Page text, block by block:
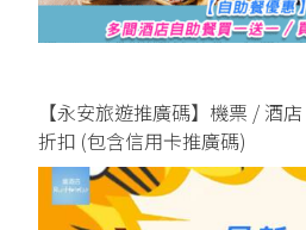
【永安旅遊推廣碼】機票 / 酒
折扣 (包含信用卡推廣碼)